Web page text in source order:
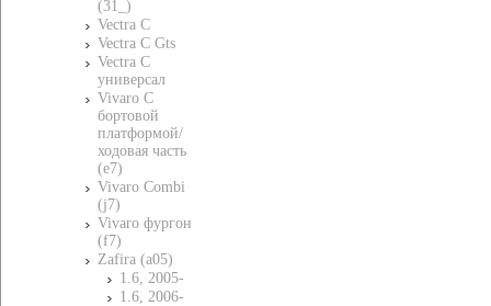
(31_)
Vectra C
Vectra C Gts
Vectra C
универсал
Vivaro C
бортовой
платформой/
ходовая часть
(e7)
Vivaro Combi
(j7)
Vivaro фургон
(f7)
Zafira (a05)
1.6, 2005-
1.6, 2006-